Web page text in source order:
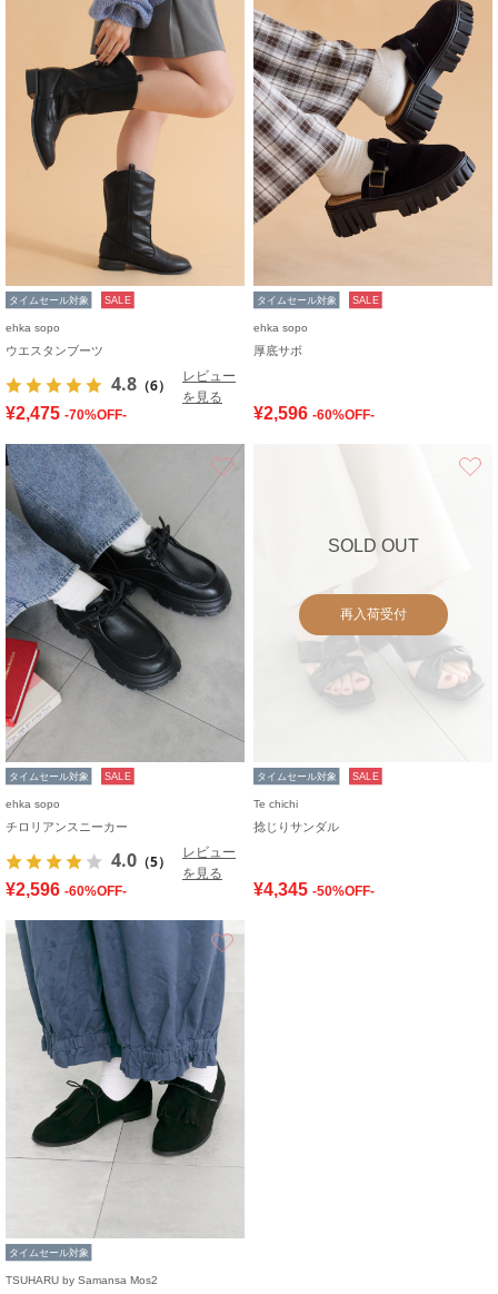
タイムセール対象 SALE
ehka sopo
ウエスタンブーツ
4.8 （6）
レビュー
を見る
¥2,475 -70%OFF-
タイムセール対象 SALE
ehka sopo
厚底サボ
¥2,596 -60%OFF-
タイムセール対象 SALE
ehka sopo
チロリアンスニーカー
4.0 （5）
レビュー
を見る
¥2,596 -60%OFF-
SOLD OUT
再入荷受付
タイムセール対象 SALE
Te chichi
捻じりサンダル
¥4,345 -50%OFF-
タイムセール対象
TSUHARU by Samansa Mos2